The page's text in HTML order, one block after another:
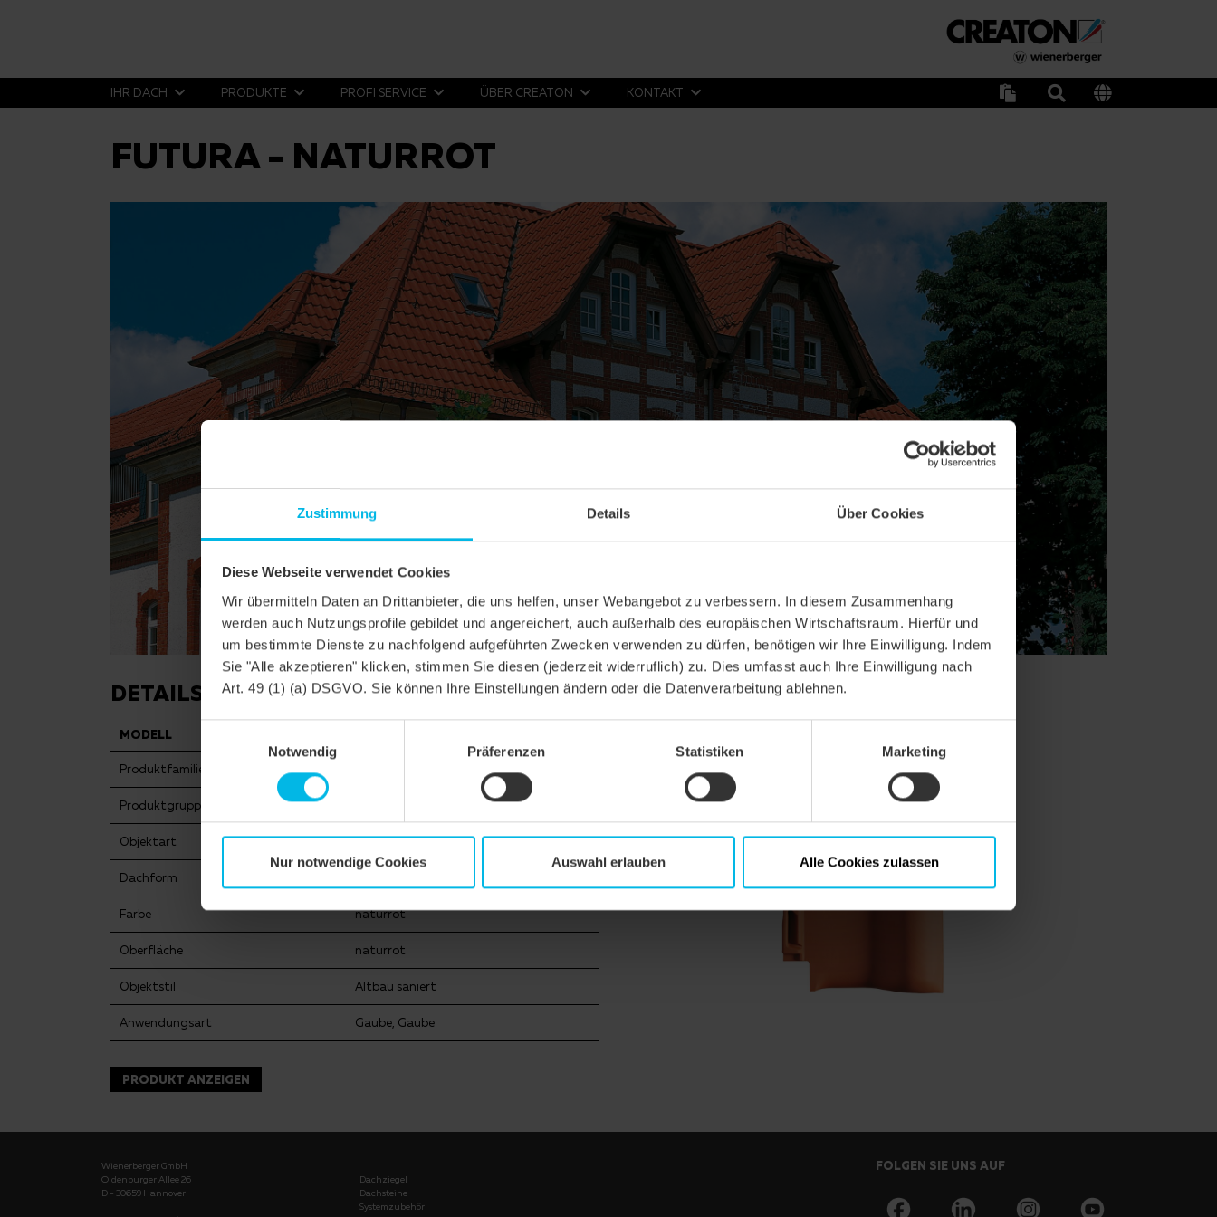
Zustimmung Details Über Cookies
Diese Webseite verwendet Cookies
Wir übermitteln Daten an Drittanbieter, die uns helfen, unser Webangebot zu verbessern. In diesem Zusammenhang
werden auch Nutzungsprofile gebildet und angereichert, auch außerhalb des europäischen Wirtschaftsraum. Hierfür und
um bestimmte Dienste zu nachfolgend aufgeführten Zwecken verwenden zu dürfen, benötigen wir Ihre Einwilligung. Indem
Sie "Alle akzeptieren" klicken, stimmen Sie diesen (jederzeit widerruflich) zu. Dies umfasst auch Ihre Einwilligung nach
Art. 49 (1) (a) DSGVO. Sie können Ihre Einstellungen ändern oder die Datenverarbeitung ablehnen.
Notwendig
Präferenzen Statistiken Marketing
Nur notwendige Cookies Auswahl erlauben Alle Cookies zulassen
IHR DACH PRODUKTE PROFI SERVICE ÜBER CREATON KONTAKT
FUTURA - NATURROT
DETAILS
MODELL
Produktfamilie
Produktgruppe
Objektart Mehrfamilienhaus
Dachform
Farbe naturrot
Oberfläche naturrot
Objektstil Altbau saniert
Anwendungsart Gaube, Gaube
PRODUKT ANZEIGEN
Wienerberger GmbH
Oldenburger Allee 26
D - 30659 Hannover
Dachziegel
Dachsteine
Systemzubehör
FOLGEN SIE UNS AUF